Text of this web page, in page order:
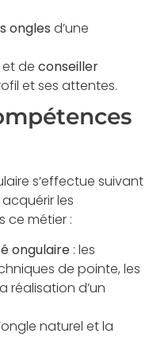
ongles d’une
de conseiller
et ses attentes.
s’effectue suivant
les
ce métier :
ongulaire : les
de pointe, les
réalisation d’un
naturel et la